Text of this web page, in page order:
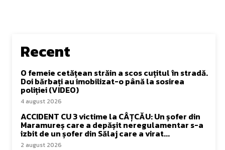
Recent
O femeie cetățean străin a scos cuțitul în stradă.
Doi bărbați au imobilizat-o până la sosirea
poliției (VIDEO)
4 august 2026
ACCIDENT CU 3 victime la CÂȚCĂU: Un șofer din
Maramureș care a depășit neregulamentar s-a
izbit de un șofer din Sălaj care a virat...
2 august 2026